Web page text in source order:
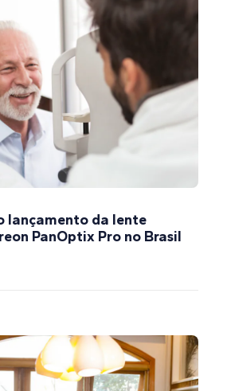
lançamento da lente
PanOptix Pro no Brasil